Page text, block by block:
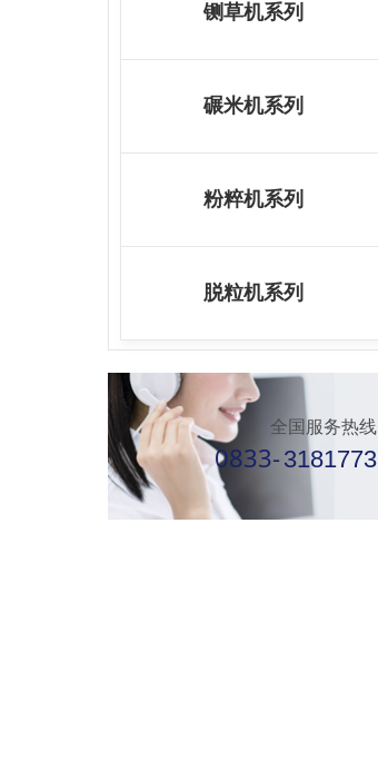
铡草机系列
碾米机系列
粉粹机系列
脱粒机系列
全国服务热线
0833-3181773